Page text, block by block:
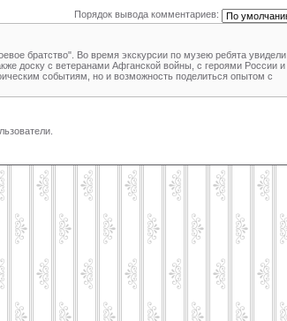
Порядок вывода комментариев:
братство". Во время экскурсии по музею ребята увидели
доску с ветеранами Афганской войны, с героями России и
событиям, но и возможность поделиться опытом с